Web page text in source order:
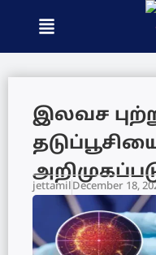
இலவச
jettamilDecember 18,